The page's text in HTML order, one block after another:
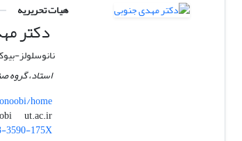
هیات تحریریه
دکتر
نانوسلولز-
استاد، گروه
home
mehdi.jonoobi
ut.ac.ir
3590-175X